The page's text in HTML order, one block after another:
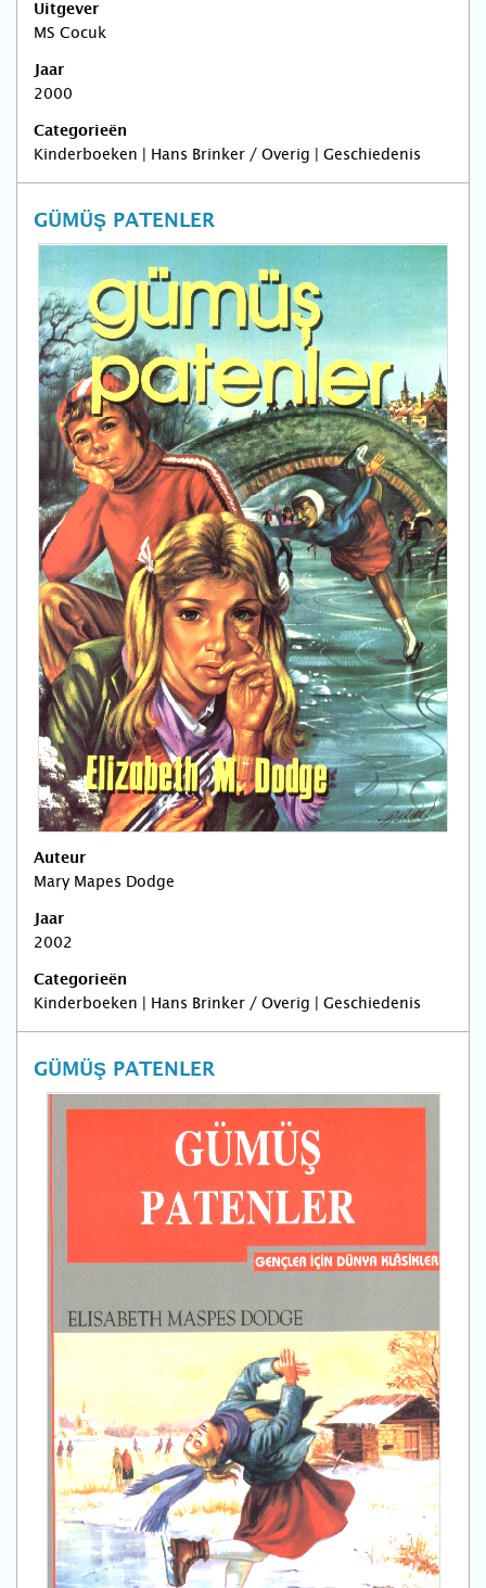
Uitgever
MS Cocuk
Jaar
2000
Categorieën
Kinderboeken | Hans Brinker / Overig | Geschiedenis
GÜMÜŞ PATENLER
Auteur
Mary Mapes Dodge
Jaar
2002
Categorieën
Kinderboeken | Hans Brinker / Overig | Geschiedenis
GÜMÜŞ PATENLER